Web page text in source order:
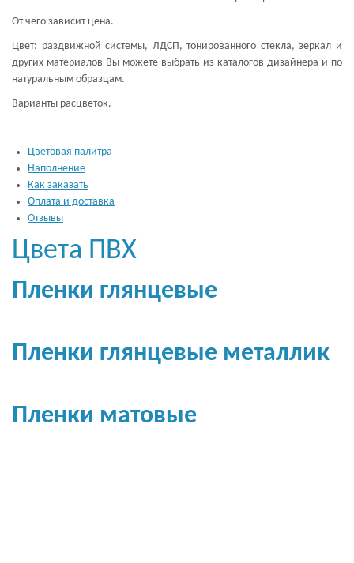
От чего зависит цена.
Цвет: раздвижной системы, ЛДСП, тонированного стекла, зеркал и
других материалов Вы можете выбрать из каталогов дизайнера и по
натуральным образцам.
Варианты расцветок.
Цветовая палитра
Наполнение
Как заказать
Оплата и доставка
Отзывы
Цвета ПВХ
Пленки глянцевые
Пленки глянцевые металлик
Пленки матовые